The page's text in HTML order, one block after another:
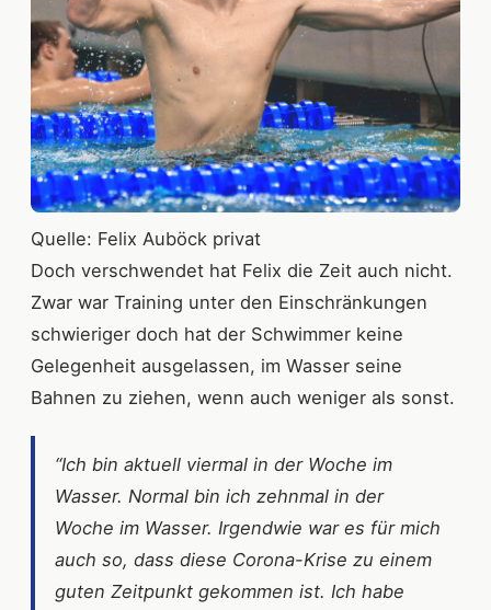
Quelle: Felix Auböck privat
Doch verschwendet hat Felix die Zeit auch nicht.
Zwar war Training unter den Einschränkungen
schwieriger doch hat der Schwimmer keine
Gelegenheit ausgelassen, im Wasser seine
Bahnen zu ziehen, wenn auch weniger als sonst.
“Ich bin aktuell viermal in der Woche im
Wasser. Normal bin ich zehnmal in der
Woche im Wasser. Irgendwie war es für mich
auch so, dass diese Corona-Krise zu einem
guten Zeitpunkt gekommen ist. Ich habe